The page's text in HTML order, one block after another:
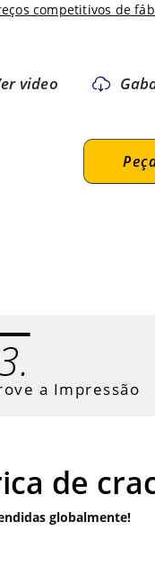
competitivos de
video
a Impressão
de
globalmente!